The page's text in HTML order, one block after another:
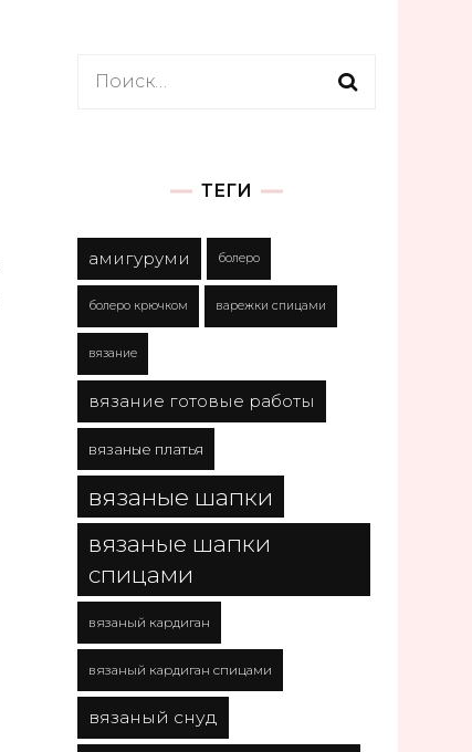
Найти:
ТЕГИ
амигуруми болеро
болеро крючком варежки спицами
вязание
вязание готовые работы
вязаные платья
вязаные шапки
вязаные шапки
спицами
вязаный кардиган
вязаный кардиган спицами
вязаный снуд